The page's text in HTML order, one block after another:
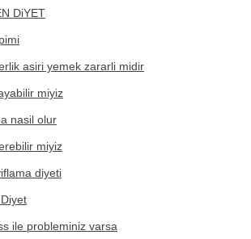
DiYET
asiri yemek zararli midir
miyiz
nasil olur
miyiz
diyeti
ile probleminiz varsa